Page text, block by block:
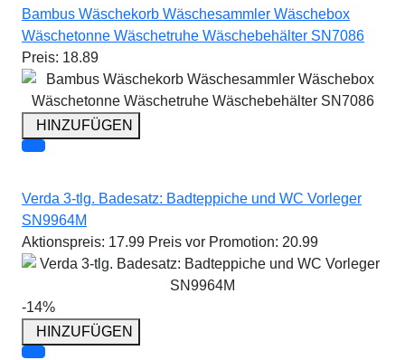
Bambus Wäschekorb Wäschesammler Wäschebox
Wäschetonne Wäschetruhe Wäschebehälter SN7086
Preis: 18.89
HINZUFÜGEN
Verda 3-tlg. Badesatz: Badteppiche und WC Vorleger
SN9964M
Aktionspreis: 17.99 Preis vor Promotion: 20.99
-14%
HINZUFÜGEN